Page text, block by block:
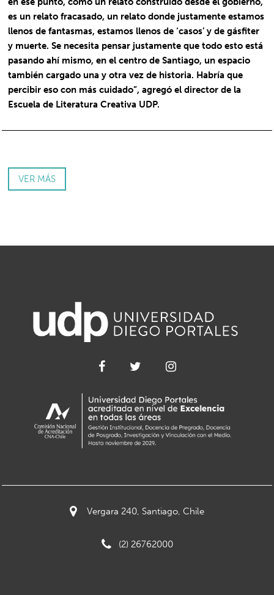
es un relato fracasado, un relato donde justamente estamos
llenos de fantasmas, estamos llenos de ‘casos’ y de gásfiter
y muerte. Se necesita pensar justamente que todo esto está
pasando ahí mismo, en el centro de Santiago, un espacio
también cargado una y otra vez de historia. Habría que
percibir eso con más cuidado”, agregó el director de la
Escuela de Literatura Creativa UDP.
VER MÁS
Vergara 240, Santiago, Chile
(2) 26762000